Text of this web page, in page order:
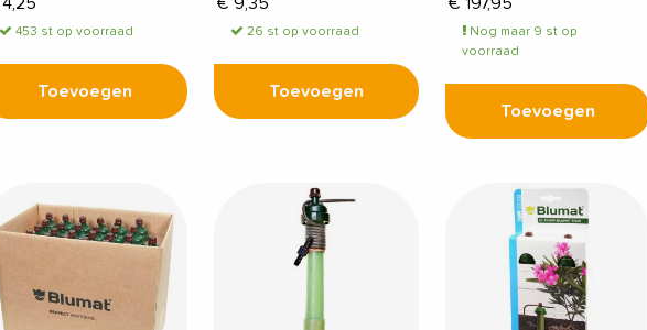
453 st op voorraad
Toevoegen
26 st op voorraad
Toevoegen
Nog maar 9 st op
voorraad
Toevoegen